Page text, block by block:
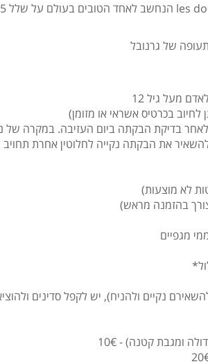
לאחר בדיקת הבקתה ביום העזיבה. במקרה של
להשאיר את הבקתה נקייה לחלוטין אחרת תחויב
לא מוצעות)
בהזמנה מראש)
מגפיים
נקיים ולהניח), יש לקפל סדינים
ומגבת קטנה) - 10€